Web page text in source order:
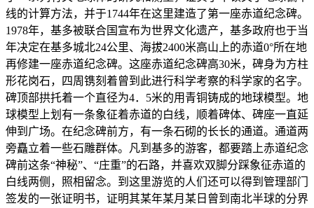
线的计算方法，并于1744年在这里建造了第一座赤道纪念碑。
1978年，基多被联合国宣布为世界文化遗产，基多政府也于当
年决定在基多城北24公里、海拔2400米高山上的赤道0°所在地
再修建一座赤道纪念碑。这座赤道纪念碑高30米，碑身为方柱
形花岗石，四周镌刻着曾到此进行科学考察的科学家的名字。
碑顶部拱托着一个直径为4．5米的用青铜铸成的地球模型。地
球模型上划有一条象征着赤道的白线，顺着碑体、碑座一直延
伸到广场。在纪念碑前方，有一条石砌的长长的通道。通道两
旁矗立着一些石雕群体。凡到基多的游客，都要踏上赤道纪念
碑前这条“神秘”、“庄重”的石路，并喜欢双脚分踩象征赤道的
白线两侧，照相留念。到这里游览的人们还可以得到管理部门
签发的一张证明书，证明其某年某月某日曾到南北半球的分界